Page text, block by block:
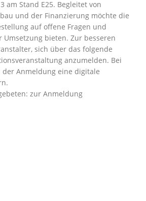
am Stand E25. Begleitet von
und der Finanzierung möchte die
auf offene Fragen und
Umsetzung bieten. Zur besseren
sich über das folgende
anzumelden. Bei
der Anmeldung eine digitale
zur Anmeldung